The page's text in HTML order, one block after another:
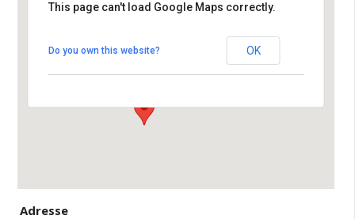
Leopoldstraße - Leopoldshafen
Veranstaltungen
This page can't load Google Maps correctly.
Do you own this website? OK
Adresse